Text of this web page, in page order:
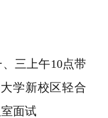
三上午10点带
学新校区轻合
面试